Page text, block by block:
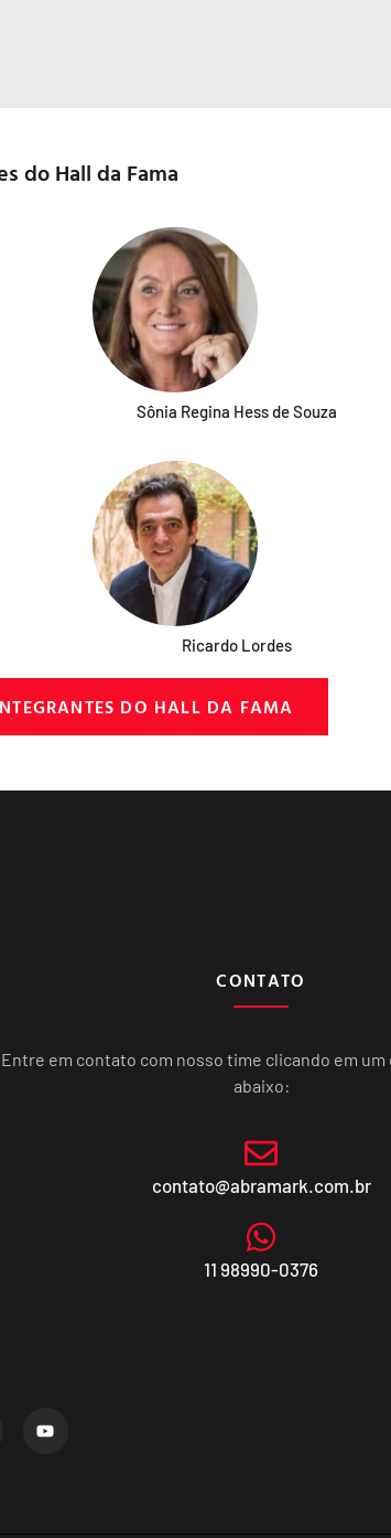
do Hall da Fama
Sônia Regina Hess de Souza
Ricardo Lordes
DO HALL DA FAMA
CONTATO
Entre em contato com nosso time clicando em um
abaixo:
contato@abramark.com.br
11 98990-0376